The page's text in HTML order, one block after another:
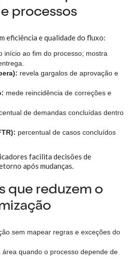
processos
eficiência e qualidade do fluxo:
início ao fim do processo; mostra
revela gargalos de aprovação e
mede reincidência de correções e
de demandas concluídas dentro
percentual de casos concluídos
facilita decisões de
após mudanças.
que reduzem o
sem mapear regras e exceções do
quando o processo depende de